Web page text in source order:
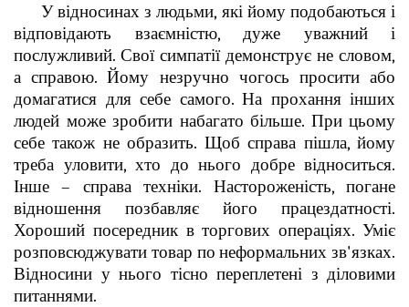
У відносинах з людьми, які йому подобаються і
відповідають взаємністю, дуже уважний і
послужливий. Свої симпатії демонструє не словом,
а справою. Йому незручно чогось просити або
домагатися для себе самого. На прохання інших
людей може зробити набагато більше. При цьому
себе також не образить. Щоб справа пішла, йому
треба уловити, хто до нього добре відноситься.
Інше – справа техніки. Настороженість, погане
відношення позбавляє його працездатності.
Хороший посередник в торгових операціях. Уміє
розповсюджувати товар по неформальних зв'язках.
Відносини у нього тісно переплетені з діловими
питаннями.